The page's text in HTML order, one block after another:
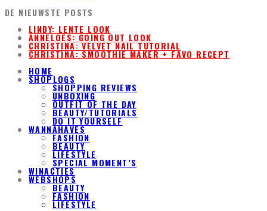
DE NIEUWSTE POSTS
LINDY: LENTE LOOK
ANNELOES: GOING OUT LOOK
CHRISTINA: VELVET NAIL TUTORIAL
CHRISTINA: SMOOTHIE MAKER + FAVO RECEPT
HOME
SHOPLOGS
SHOPPING REVIEWS
UNBOXING
OUTFIT OF THE DAY
BEAUTY/TUTORIALS
DO IT YOURSELF
WANNAHAVES
FASHION
BEAUTY
LIFESTYLE
SPECIAL MOMENT’S
WINACTIES
WEBSHOPS
BEAUTY
FASHION
LIFESTYLE